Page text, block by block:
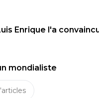
Enrique l'a
mondialiste